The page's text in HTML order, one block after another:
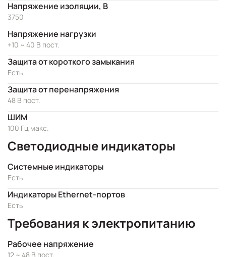
Напряжение изоляции, В
3750
Напряжение нагрузки
+10 ~ 40 В пост.
Защита от короткого замыкания
Есть
Защита от перенапряжения
48 В пост.
ШИМ
100 Гц макс.
Светодиодные индикаторы
Системные индикаторы
Есть
Индикаторы Ethernet-портов
Есть
Требования к электропитанию
Рабочее напряжение
12 ~ 48 В пост.